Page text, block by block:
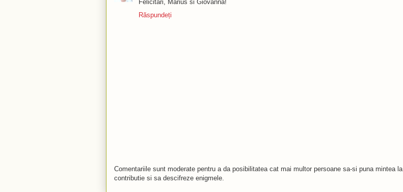
Felicitari, Marius si Giovanna!
Răspundeți
Comentariile sunt moderate pentru a da posibilitatea cat mai multor persoane sa-si puna mintea la
contributie si sa descifreze enigmele.